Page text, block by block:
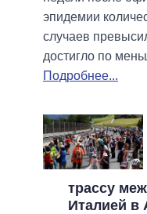
эпидемии
случаев
достигло по
Подробнее...
трассу
Италией в